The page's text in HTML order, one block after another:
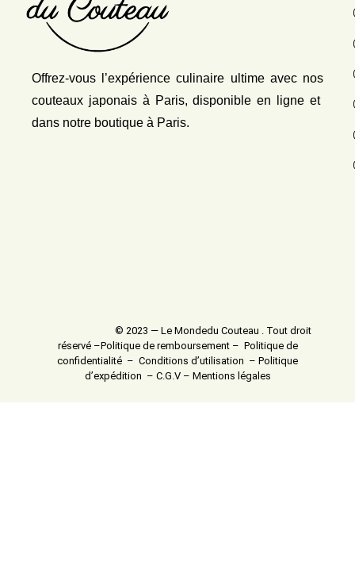
Offrez-vous l’expérience culinaire ultime avec nos
couteaux japonais à Paris, disponible en ligne et
dans notre boutique à Paris.
© 2023 — Le Mondedu Couteau . Tout droit
réservé –Politique de remboursement – Politique de
confidentialité – Conditions d’utilisation – Politique
d’expédition – C.G.V– Mentions légales